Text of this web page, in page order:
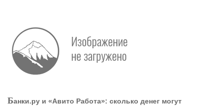
Работа мечты. Что банки делают для того, чтобы
привлечь и удержать персонал - «Интервью»
Банки.ру и «Авито Работа»: сколько денег могут